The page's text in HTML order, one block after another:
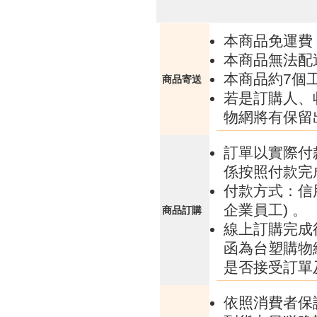
商品寄送
本商品免運
本商品無法配
本商品約7個
若是訂購人
物網將有保
商品訂購
訂單以實際
係按照付款
付款方式：
企業員工) 。
線上訂購完
函為台塑購
是否接受訂
依照消費者